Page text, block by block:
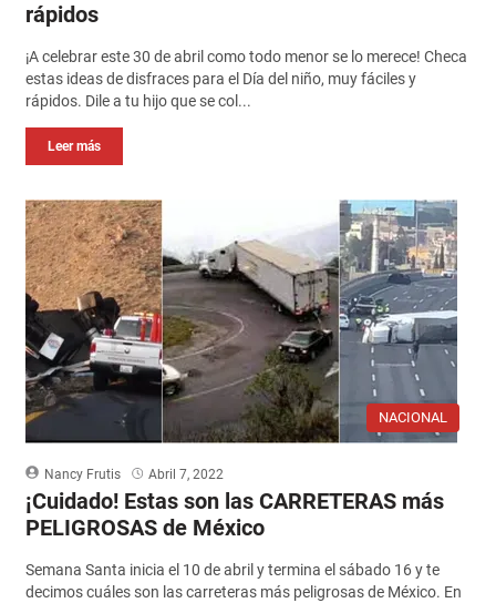
rápidos
¡A celebrar este 30 de abril como todo menor se lo merece! Checa
estas ideas de disfraces para el Día del niño, muy fáciles y
rápidos. Dile a tu hijo que se col...
Leer más
NACIONAL
Nancy Frutis Abril 7, 2022
¡Cuidado! Estas son las CARRETERAS más
PELIGROSAS de México
Semana Santa inicia el 10 de abril y termina el sábado 16 y te
decimos cuáles son las carreteras más peligrosas de México. En